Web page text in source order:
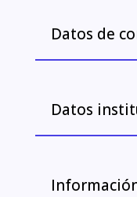
Datos de
Datos